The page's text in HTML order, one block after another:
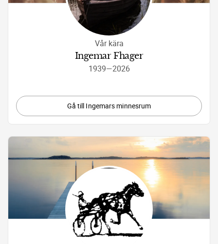
Vår kära
Ingemar Fhager
1939—2026
Gå till Ingemars minnesrum